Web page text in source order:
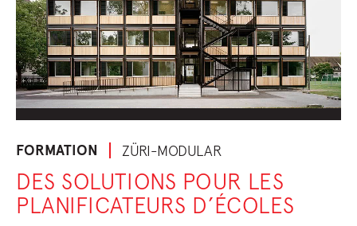
FORMATION ZÜRI-MODULAR
DES SOLUTIONS POUR LES
PLANIFICATEURS D’ÉCOLES